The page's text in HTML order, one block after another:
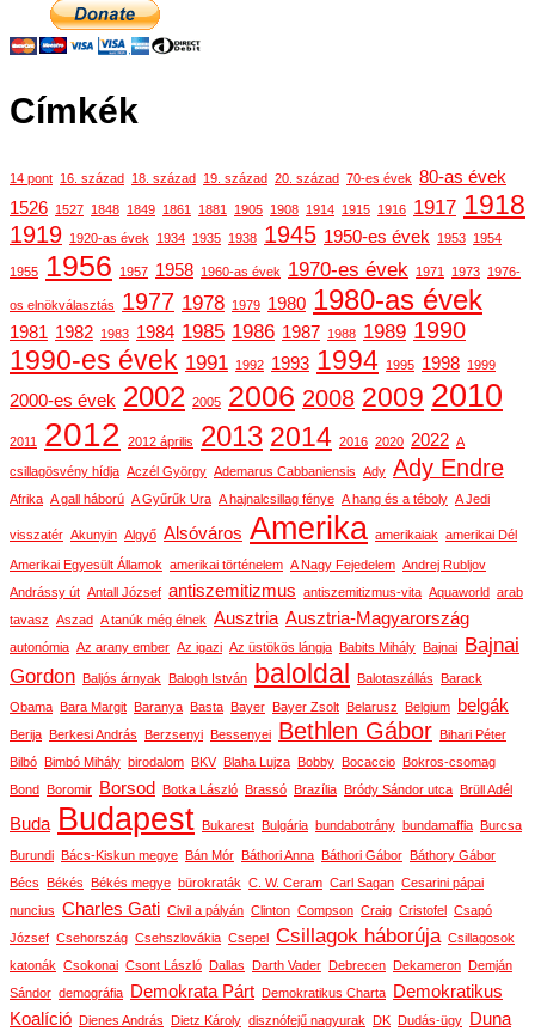
Címkék
14 pont 16. század 18. század 19. század 20. század 70-es évek 80-as évek
1526 1527 1848 1849 1861 1881 1905 1908 1914 1915 1916 1917 1918
1919 1920-as évek 1934 1935 1938 1945 1950-es évek 1953 1954
1955 1956 1957 1958 1960-as évek 1970-es évek 1971 1973 1976-
os elnökválasztás 1977 1978 1979 1980 1980-as évek
1981 1982 1983 1984 1985 1986 1987 1988 1989 1990
1990-es évek 1991 1992 1993 1994 1995 1998 1999
2000-es évek 2002 2005 2006 2008 2009 2010
2011 2012 2012 április 2013 2014 2016 2020 2022 A
csillagösvény hídja Aczél György Ademarus Cabbaniensis Ady Ady Endre
Afrika A gall háború A Gyűrűk Ura A hajnalcsillag fénye A hang és a téboly A Jedi
visszatér Akunyin Algyő Alsóváros Amerika amerikaiak amerikai Dél
Amerikai Egyesült Államok amerikai történelem A Nagy Fejedelem Andrej Rubljov
Andrássy út Antall József antiszemitizmus antiszemitizmus-vita Aquaworld arab
tavasz Aszad A tanúk még élnek Ausztria Ausztria-Magyarország
autonómia Az arany ember Az igazi Az üstökös lángja Babits Mihály Bajnai Bajnai
Gordon Baljós árnyak Balogh István baloldal Balotaszállás Barack
Obama Bara Margit Baranya Basta Bayer Bayer Zsolt Belarusz Belgium belgák
Berija Berkesi András Berzsenyi Bessenyei Bethlen Gábor Bihari Péter
Bilbó Bimbó Mihály birodalom BKV Blaha Lujza Bobby Bocaccio Bokros-csomag
Bond Boromir Borsod Botka László Brassó Brazília Bródy Sándor utca Brüll Adél
Buda Budapest Bukarest Bulgária bundabotrány bundamaffia Burcsa
Burundi Bács-Kiskun megye Bán Mór Báthori Anna Báthori Gábor Báthory Gábor
Bécs Békés Békés megye bürokraták C. W. Ceram Carl Sagan Cesarini pápai
nuncius Charles Gati Civil a pályán Clinton Compson Craig Cristofel Csapó
József Csehország Csehszlovákia Csepel Csillagok háborúja Csillagosok
katonák Csokonai Csont László Dallas Darth Vader Debrecen Dekameron Demján
Sándor demográfia Demokrata Párt Demokratikus Charta
Demokratikus
Koalíció Dienes András Dietz Károly disznófejű nagyurak DK Dudás-ügy Duna